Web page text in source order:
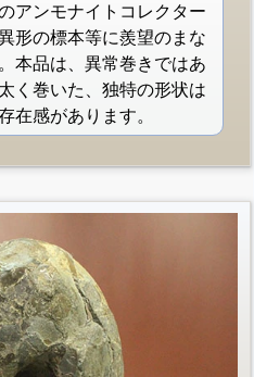
アンモナイトコレクター
形の標本等に羨望のまな
本品は、異常巻きではあ
く巻いた、独特の形状は
在感があります。